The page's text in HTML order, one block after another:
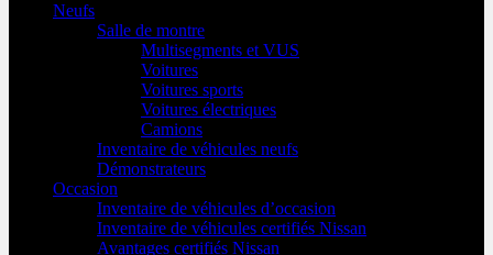
Neufs
Salle de montre
Multisegments et VUS
Voitures
Voitures sports
Voitures électriques
Camions
Inventaire de véhicules neufs
Démonstrateurs
Occasion
Inventaire de véhicules d’occasion
Inventaire de véhicules certifiés Nissan
Avantages certifiés Nissan